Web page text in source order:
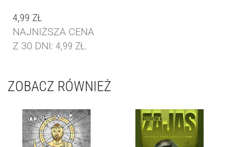
4,99 ZŁ
NAJNIŻSZA CENA
Z 30 DNI: 4,99 ZŁ.
ZOBACZ RÓWNIEŻ